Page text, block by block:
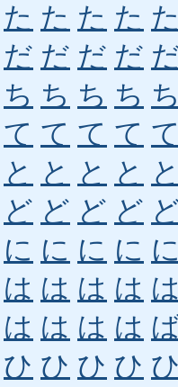
た た た た
だ だ だ だ
ち ち ち ち
て て て て
と と と と
ど ど ど ど
に に に に
は は は は
は は は は
ひ ひ ひ ひ